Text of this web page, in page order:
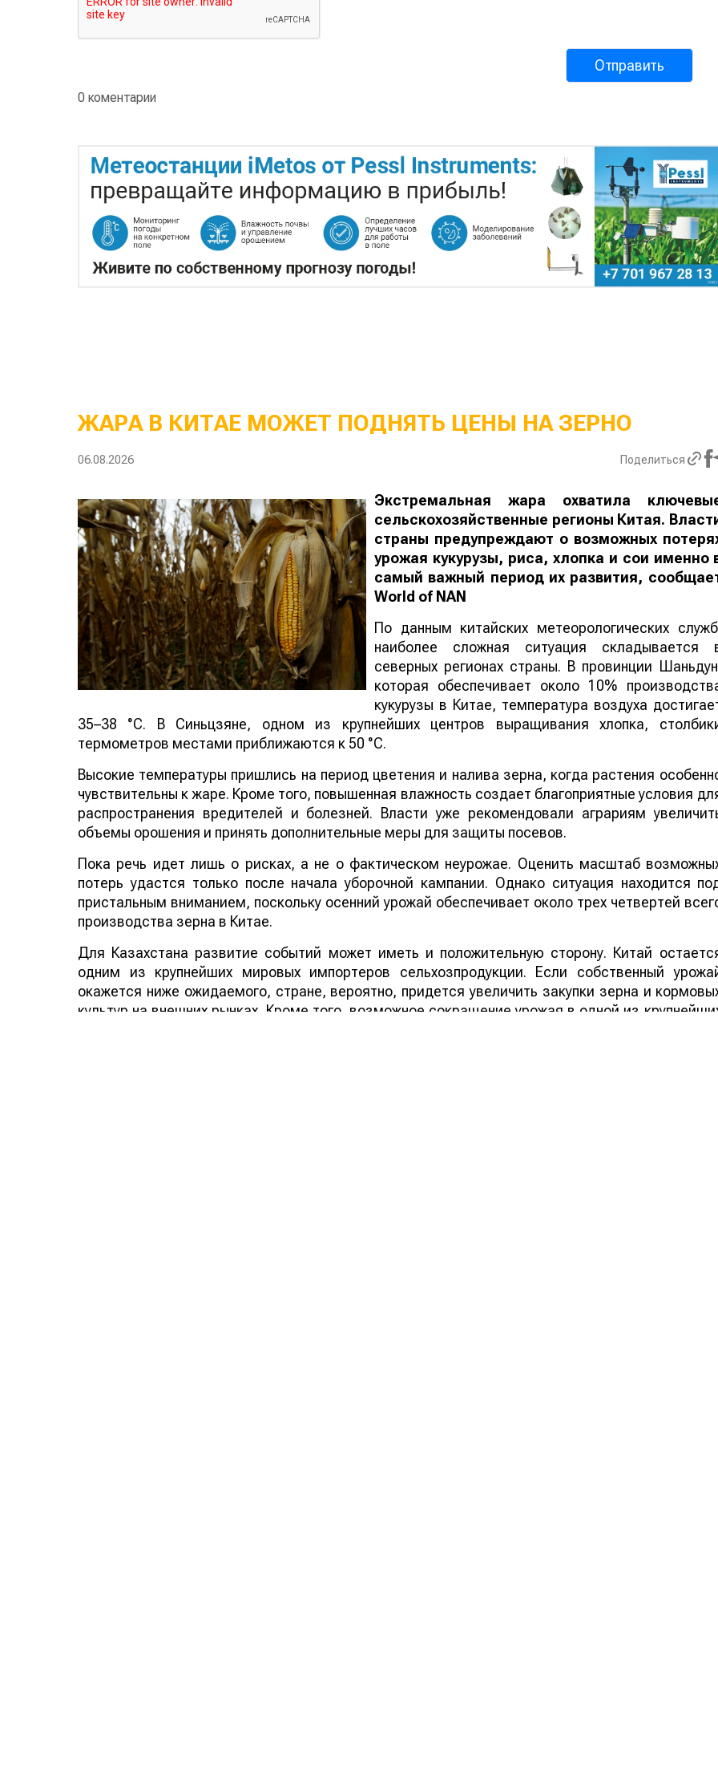
0 коментарии
ЖАРА В КИТАЕ МОЖЕТ ПОДНЯТЬ ЦЕНЫ НА ЗЕРНО
06.08.2026 Поделиться
Экстремальная жара охватила
сельскохозяйственные регионы Китая.
страны предупреждают о возможных
урожая кукурузы, риса, хлопка и сои именно
самый важный период их развития,
World of NAN
По данным китайских метеорологических
наиболее сложная ситуация складывается
северных регионах страны. В провинции
которая обеспечивает около 10%
кукурузы в Китае, температура воздуха
35–38 °C. В Синьцзяне, одном из крупнейших центров выращивания хлопка,
термометров местами приближаются к 50 °C.
Высокие температуры пришлись на период цветения и налива зерна, когда растения
чувствительны к жаре. Кроме того, повышенная влажность создает благоприятные условия
распространения вредителей и болезней. Власти уже рекомендовали аграриям
объемы орошения и принять дополнительные меры для защиты посевов.
Пока речь идет лишь о рисках, а не о фактическом неурожае. Оценить масштаб
потерь удастся только после начала уборочной кампании. Однако ситуация находится
пристальным вниманием, поскольку осенний урожай обеспечивает около трех четвертей
производства зерна в Китае.
Для Казахстана развитие событий может иметь и положительную сторону. Китай
одним из крупнейших мировых импортеров сельхозпродукции. Если собственный
окажется ниже ожидаемого, стране, вероятно, придется увеличить закупки зерна и
культур на внешних рынках. Кроме того, возможное сокращение урожая в одной из